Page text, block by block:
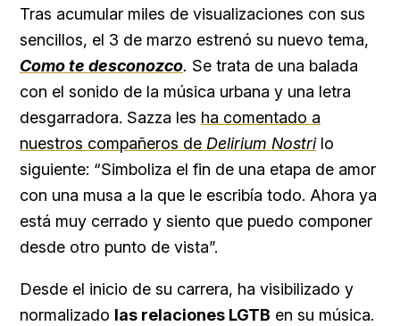
Tras acumular miles de visualizaciones con sus
sencillos, el 3 de marzo estrenó su nuevo tema,
Como te desconozco. Se trata de una balada
con el sonido de la música urbana y una letra
desgarradora. Sazza les ha comentado a
nuestros compañeros de Delirium Nostrilo
siguiente: “Simboliza el fin de una etapa de amor
con una musa a la que le escribía todo. Ahora ya
está muy cerrado y siento que puedo componer
desde otro punto de vista”.
Desde el inicio de su carrera, ha visibilizado y
normalizado las relaciones LGTB en su música.